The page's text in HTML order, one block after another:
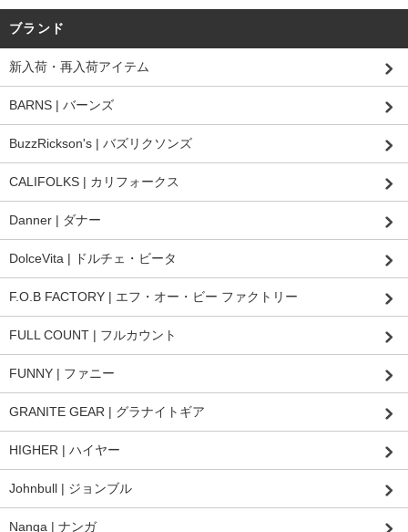
ブランド
新入荷・再入荷アイテム
BARNS | バーンズ
BuzzRickson's | バズリクソンズ
CALIFOLKS | カリフォークス
Danner | ダナー
DolceVita | ドルチェ・ビータ
F.O.B FACTORY | エフ・オー・ビー ファクトリー
FULL COUNT | フルカウント
FUNNY | ファニー
GRANITE GEAR | グラナイトギア
HIGHER | ハイヤー
Johnbull | ジョンブル
Nanga | ナンガ